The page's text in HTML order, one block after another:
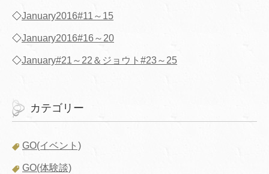
◇January2016#11～15
◇January2016#16～20
◇January#21～22＆ジョウト#23～25
カテゴリー
GO(イベント)
GO(体験談)